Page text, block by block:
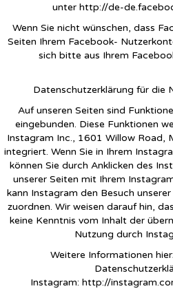
unter http://de-
Wenn Sie nicht wünschen, dass
Seiten Ihrem Facebook-
sich bitte aus Ihrem
Datenschutzerklärung für die
Auf unseren Seiten sind
eingebunden. Diese Funktionen
Instagram Inc., 1601 Willow Road,
integriert. Wenn Sie in Ihrem
können Sie durch Anklicken des
unserer Seiten mit Ihrem
kann Instagram den Besuch
zuordnen. Wir weisen darauf hin,
keine Kenntnis vom Inhalt der
Nutzung durch
Weitere Informationen
Instagram: http://